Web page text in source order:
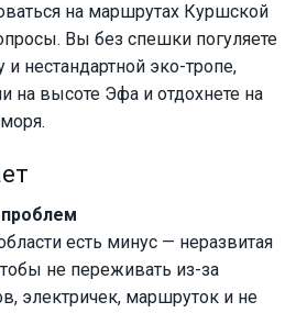
на маршрутах Куршской
Вы без спешки погуляете
нестандартной эко-тропе,
на высоте Эфа и отдохнете на
есть минус — неразвитая
не переживать из-за
электричек, маршруток и не